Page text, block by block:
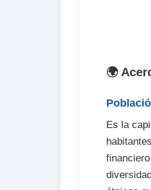
🌍
Es la